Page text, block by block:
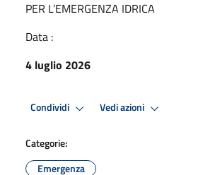
PER L’EMERGENZA IDRICA
Data :
4 luglio 2026
Condividi Vedi azioni
Categorie:
Emergenza